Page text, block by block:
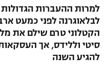
לוח שידורים
ברחבה
הפועל חיפה
הפועל באר שבע
ליגה טורקית
ליגה סינית
ליגה ברזילאית
ג'ודו
אגרוף
ספורט אולימפי
למרות ההעברות הגדולות
לבלאוגרנה לפני כמעט
הקטלוני טרם שילם את
סיטי וללידס, אך
להגיע השנה